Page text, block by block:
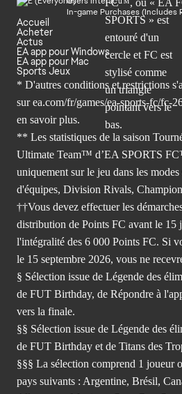
In-game Purchases (Includes
Accueil
Acheter
Actus
EA app pour Windows
EA app pour Mac
Sports Jeux
* D'autres conditions et restrictions
sur ea.com/fr/games/ea-sports-fc/fc-
en savoir plus.
** Les statistiques de la saison
Ultimate Team™ d’EA SPORTS
uniquement sur le jeu dans les
d'équipes, Division Rivals,
††Vous devez effectuer les
distribution de Points FC avant le 15
l'intégralité des 6 000 Points FC. Si
le 15 septembre 2026, vous ne
§ Sélection issue de Légende des
de FUT Birthday, de Répondre à
vers la finale.
§§ Sélection issue de Légende des
de FUT Birthday et de Titans des
§§§ La sélection comprend 1 joueur
pays suivants : Argentine, Brésil,